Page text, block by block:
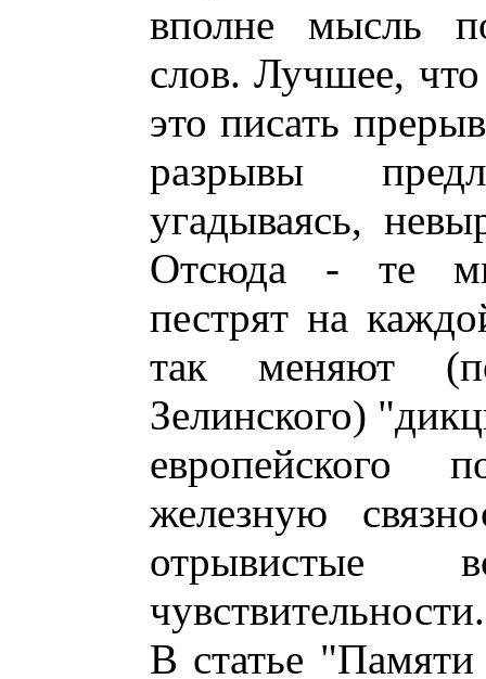
вполне мысль
слов. Лучшее,
это писать
разрывы
угадываясь,
Отсюда - те
пестрят на
так меняют
Зелинского)
европейского
железную
отрывистые
чувствительности.
В статье